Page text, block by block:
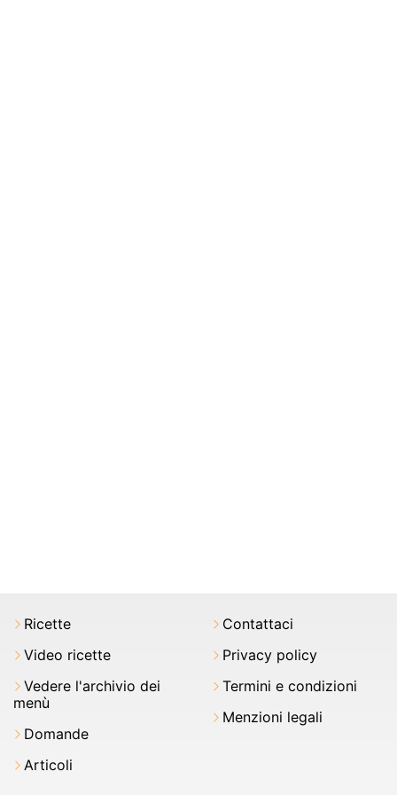
Ricette
Video ricette
Vedere l'archivio dei
menù
Domande
Articoli
Contattaci
Privacy policy
Termini e condizioni
Menzioni legali